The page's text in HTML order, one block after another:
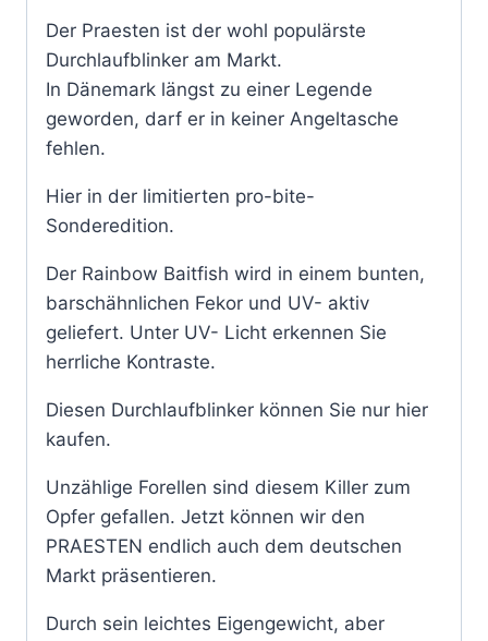
Der Praesten ist der wohl populärste
Durchlaufblinker am Markt.
In Dänemark längst zu einer Legende
geworden, darf er in keiner Angeltasche
fehlen.
Hier in der limitierten pro-bite-
Sonderedition.
Der Rainbow Baitfish wird in einem bunten,
barschähnlichen Fekor und UV- aktiv
geliefert. Unter UV- Licht erkennen Sie
herrliche Kontraste.
Diesen Durchlaufblinker können Sie nur hier
kaufen.
Unzählige Forellen sind diesem Killer zum
Opfer gefallen. Jetzt können wir den
PRAESTEN endlich auch dem deutschen
Markt präsentieren.
Durch sein leichtes Eigengewicht, aber